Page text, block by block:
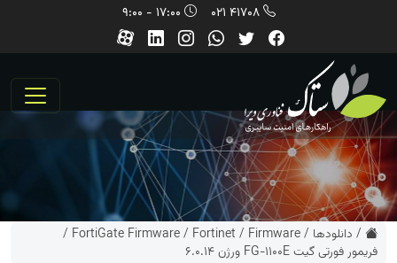
41708 021
/ دانلودها /
Firmware
/
Fortinet
/
FortiGate Firmware
/
فریمور فورتی گیت FG-1100E ورژن 6.0.14